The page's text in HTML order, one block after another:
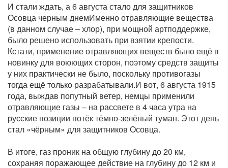
И стали ждать, а 6 августа стало для защитников
Осовца черным днемИменно отравляющие вещества
(в данном случае – хлор), при мощной артподдержке,
было решено использовать при взятии крепости.
Кстати, применение отравляющих веществ было ещё в
новинку для воюющих сторон, поэтому средств защиты
у них практически не было, поскольку противогазы
тогда ещё только разрабатывали.И вот, 6 августа 1915
года, выждав попутный ветер, немцы применили
отравляющие газы – на рассвете в 4 часа утра на
русские позиции потёк тёмно-зелёный туман. Этот день
стал «чёрным» для защитников Осовца.
В итоге, газ проник на общую глубину до 20 км,
сохраняя поражающее действие на глубину до 12 км и